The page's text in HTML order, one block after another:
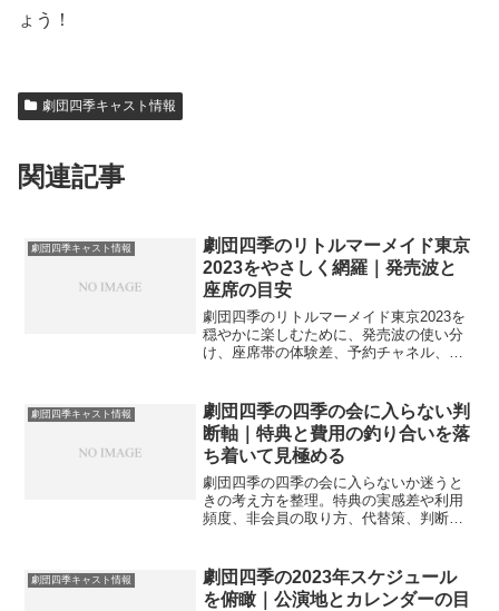
ょう！
劇団四季キャスト情報
関連記事
劇団四季キャスト情報
劇団四季のリトルマーメイド東京
2023をやさしく網羅｜発売波と
座席の目安
劇団四季のリトルマーメイド東京2023を
穏やかに楽しむために、発売波の使い分
け、座席帯の体験差、予約チャネル、直
劇団四季キャスト情報
劇団四季の四季の会に入らない判
断軸｜特典と費用の釣り合いを落
ち着いて見極める
劇団四季の四季の会に入らないか迷うと
きの考え方を整理。特典の実感差や利用
頻度、非会員の取り方、代替策、判断の
劇団四季キャスト情報
劇団四季の2023年スケジュール
を俯瞰｜公演地とカレンダーの目